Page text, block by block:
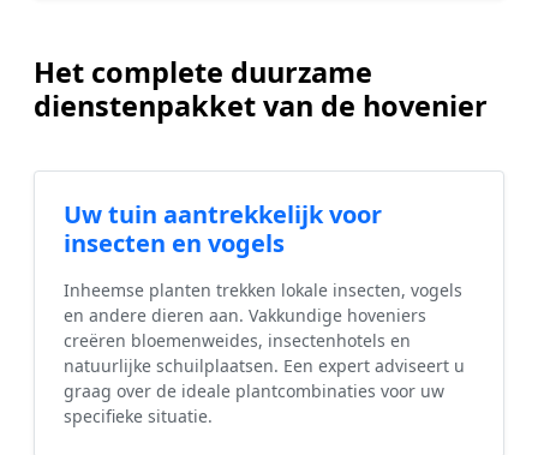
Het complete duurzame
dienstenpakket van de hovenier
Uw tuin aantrekkelijk voor
insecten en vogels
Inheemse planten trekken lokale insecten, vogels
en andere dieren aan. Vakkundige hoveniers
creëren bloemenweides, insectenhotels en
natuurlijke schuilplaatsen. Een expert adviseert u
graag over de ideale plantcombinaties voor uw
specifieke situatie.